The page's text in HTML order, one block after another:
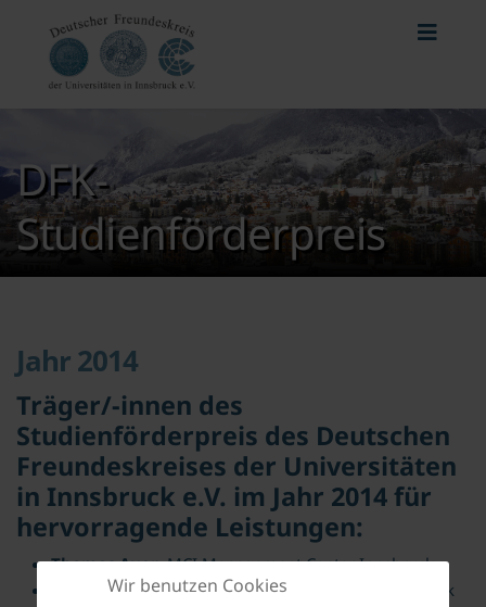
DFK-
Studienförderpreis
Jahr 2014
Träger/-innen des
Studienförderpreis des Deutschen
Freundeskreises der Universitäten
in Innsbruck e.V. im Jahr 2014 für
hervorragende Leistungen:
Thomas Auer, MCI Management Center Innsbruck
Armin Bauhofer, MCI Management Center Innsbruck
Wir benutzen Cookies